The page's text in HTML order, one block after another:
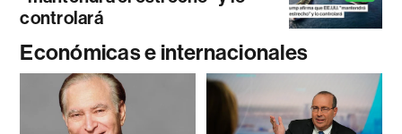
controlará
Económicas e internacionales